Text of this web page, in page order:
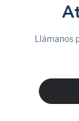
Llámanos